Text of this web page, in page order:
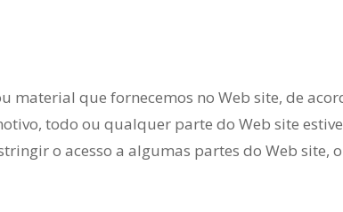
material que fornecemos no Web site, de
todo ou qualquer parte do Web site
o acesso a algumas partes do Web site,